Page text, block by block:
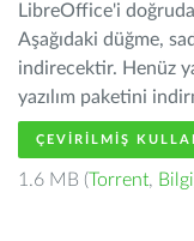
LibreOffice'i
Aşağıdaki düğme,
indirecektir. Henüz
yazılım paketini
ÇEVIRILMIŞ
1.6 MB (Torrent, Bilgi